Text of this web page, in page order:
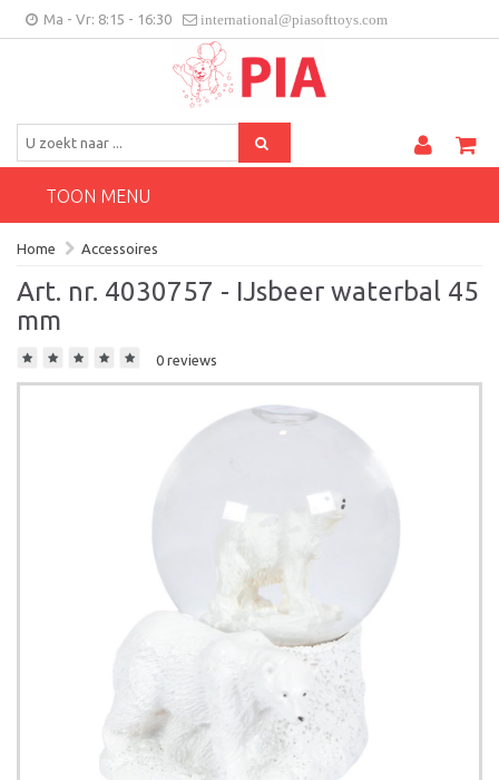
Ma - Vr: 8:15 - 16:30 international@piasofttoys.com
Klantenfeedback
BE/NL
TOON MENU
Home Accessoires
Art. nr. 4030757 - IJsbeer waterbal 45
mm
0 reviews